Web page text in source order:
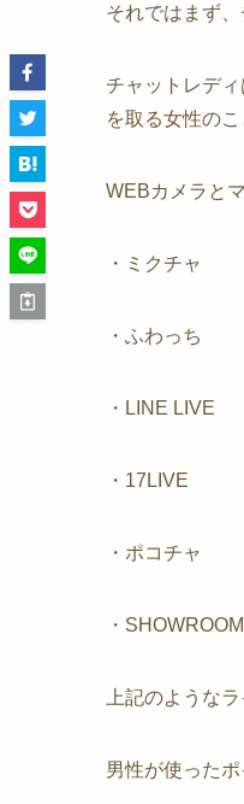
それではまず
チャットレデ
を取る女性のこ
WEBカメラと
・ミクチャ
・ふわっち
・LINE LIVE
・17LIVE
・ポコチャ
・SHOWROOM
上記のような
男性が使った